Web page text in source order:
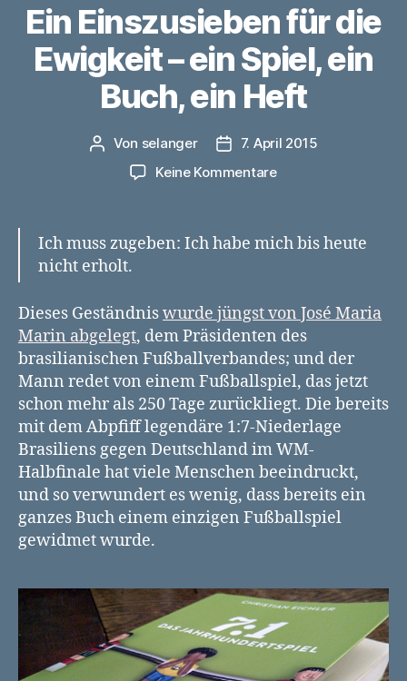
Ein Einszusieben für die
Ewigkeit – ein Spiel, ein
Buch, ein Heft
Beitragsautor
Von selanger Veröffentlichungsdatum
7. April 2015
Keine Kommentarezu
die
ein
Spiel,
Buch,
ein
Heft
Ich muss zugeben: Ich habe mich bis heute
nicht erholt.
Dieses Geständniswurde jüngst von José Maria
Marin abgelegt, dem Präsidenten des
brasilianischen Fußballverbandes; und der
Mann redet von einem Fußballspiel, das jetzt
schon mehr als 250 Tage zurückliegt. Die bereits
mit dem Abpfiff legendäre 1:7-Niederlage
Brasiliens gegen Deutschland im WM-
Halbfinale hat viele Menschen beeindruckt,
und so verwundert es wenig, dass bereits ein
ganzes Buch einem einzigen Fußballspiel
gewidmet wurde.